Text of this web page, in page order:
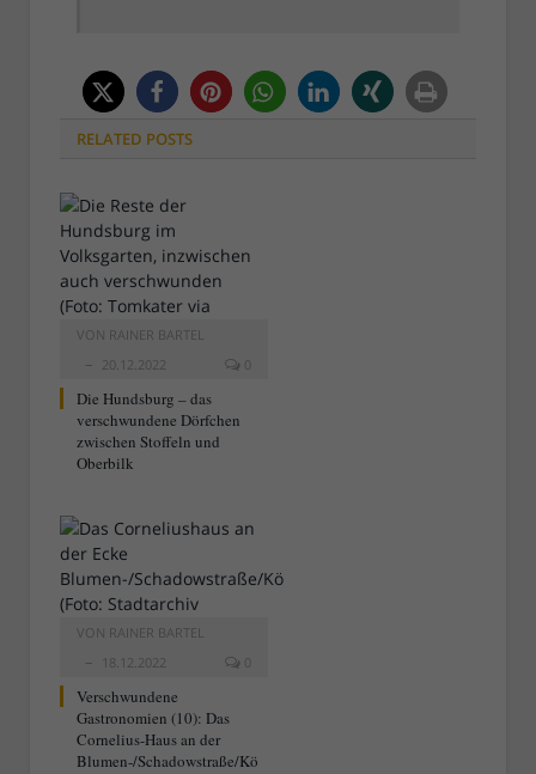
RELATED POSTS
VON RAINER BARTEL
20.12.2022
0
Die Hundsburg – das
verschwundene Dörfchen
zwischen Stoffeln und
Oberbilk
VON RAINER BARTEL
18.12.2022
0
Verschwundene
Gastronomien (10): Das
Cornelius-Haus an der
Blumen-/Schadowstraße/Kö